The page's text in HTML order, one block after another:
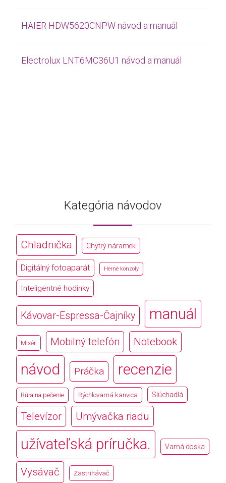
HAIER HDW5620CNPW návod a manuál
Electrolux LNT6MC36U1 návod a manuál
Kategória návodov
Chladnička Chytrý náramek
Digitálný fotoaparát Herné konzoly
Inteligentné hodinky
Kávovar-Espressa-Čajníky manuál
Mixér Mobilný telefón Notebook
návod Práčka recenzie
Rúra na pečenie Rýchlovarná kanvica Slúchadlá
Televízor Umývačka riadu
užívateľská príručka. Varná doska
Vysávač Zastrihávač